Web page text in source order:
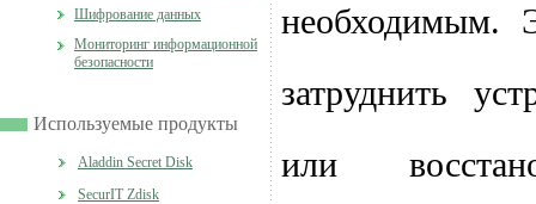
Шифрование данных
Мониторинг информационной
безопасности
Используемые продукты
Aladdin Secret Disk
SecurIT Zdisk
затруднить
или